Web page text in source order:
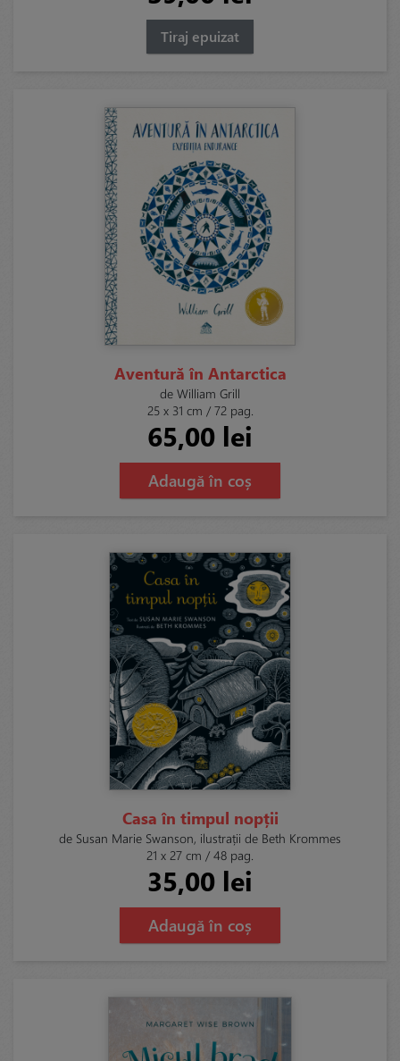
Tiraj epuizat
Aventură în Antarctica
de William Grill
25 x 31 cm / 72 pag.
65,00 lei
Adaugă în coș
Casa în timpul nopții
de Susan Marie Swanson, ilustrații de Beth Krommes
21 x 27 cm / 48 pag.
35,00 lei
Adaugă în coș